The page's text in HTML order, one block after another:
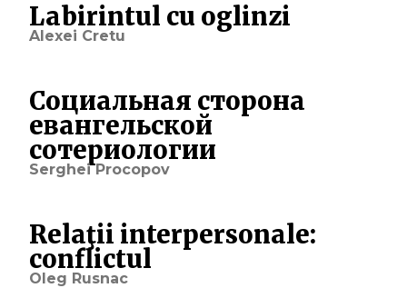
Labirintul cu oglinzi
Alexei Cretu
Социальная сторона
евангельской
сотериологии
Serghei Procopov
Relaţii interpersonale:
conflictul
Oleg Rusnac